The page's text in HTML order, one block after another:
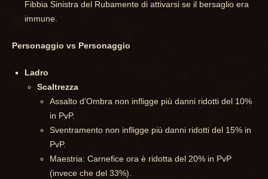
Fibbia Sinistra del Rubamente di attivarsi se il bersaglio era
immune.
Personaggio vs Personaggio
Ladro
Scaltrezza
Assalto d'Ombra non infligge più danni ridotti del 10%
in PvP.
Sventramento non infligge più danni ridotti del 15% in
PvP.
Maestria: Carnefice ora è ridotta del 20% in PvP
(invece che del 33%).